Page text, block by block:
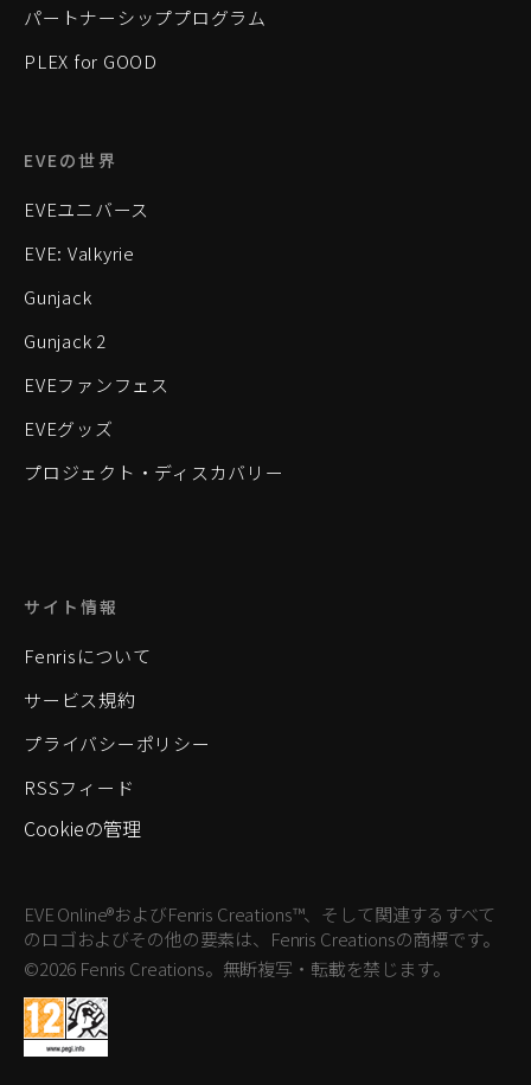
パートナーシッププログラム
PLEX for GOOD
EVEの世界
EVEユニバース
EVE: Valkyrie
Gunjack
Gunjack 2
EVEファンフェス
EVEグッズ
プロジェクト・ディスカバリー
サイト情報
Fenrisについて
サービス規約
プライバシーポリシー
RSSフィード
Cookieの管理
EVE Online®およびFenris Creations™、そして関連するすべて
のロゴおよびその他の要素は、Fenris Creationsの商標です。
©2026 Fenris Creations。無断複写・転載を禁じます。